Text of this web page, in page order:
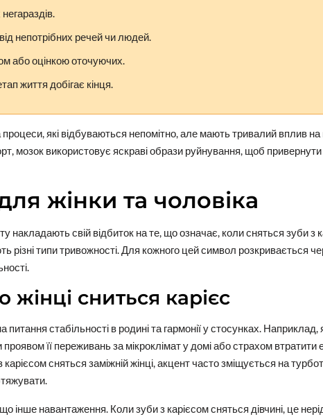
непотрібних речей чи людей.
або оцінкою оточуючих.
життя добігає кінця.
процеси, які відбуваються непомітно, але мають тривалий вплив
мозок використовує яскраві образи руйнування, щоб привернути
жінки та чоловіка
накладають свій відбиток на те, що означає, коли сняться зуби з
різні типи тривожності. Для кожного цей символ розкривається
сниться карієс
питання стабільності в родині та гармонії у стосунках.
її переживань за мікроклімат у домі або страхом втратити
сняться заміжній жінці, акцент часто зміщується на
навантаження. Коли зуби з карієсом сняться дівчині, це